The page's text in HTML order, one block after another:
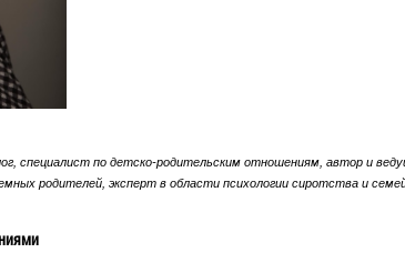
специалист по детско-родительским отношениям, автор и
родителей, эксперт в области психологии сиротства и